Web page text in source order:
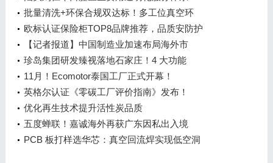
批量清洗+环保合规双达标！多工位真空环
欧标认证保险柜TOP8品牌推荐，品质安防护
【记者报道】中国制造业加速布局海外市
珍岛集团研发臻视落地石家庄！4 大功能
11月！Ecomotor泰国工厂正式开幕！
英格尔认证《零碳工厂评价指南》发布！
优化再生技术提升活性炭品质
五度蝉联！嘉诚海外再获广东因私出入境
PCB 板打样选华芯：真空回流焊实现低空洞